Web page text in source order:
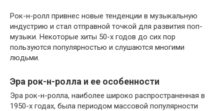
Рок-н-ролл привнес новые тенденции в музыкальную
индустрию и стал отправной точкой для развития поп-
музыки. Некоторые хиты 50-х годов до сих пор
пользуются популярностью и слушаются многими
людьми.
Эра рок-н-ролла и ее особенности
Эра рок-н-ролла, наиболее широко распространенная в
1950-х годах, была периодом массовой популярности